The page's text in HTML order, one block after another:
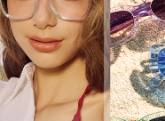
Ancho de
Bisagra de